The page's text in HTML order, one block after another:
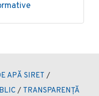
APĂ SIRET /
/ TRANSPARENȚĂ